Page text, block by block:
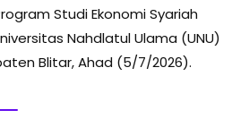
Studi Ekonomi Syariah
Nahdlatul Ulama (UNU)
Blitar, Ahad (5/7/2026).